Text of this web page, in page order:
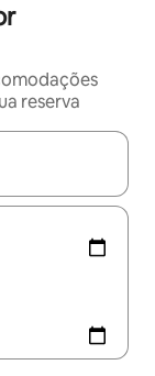
reserva
explore-os